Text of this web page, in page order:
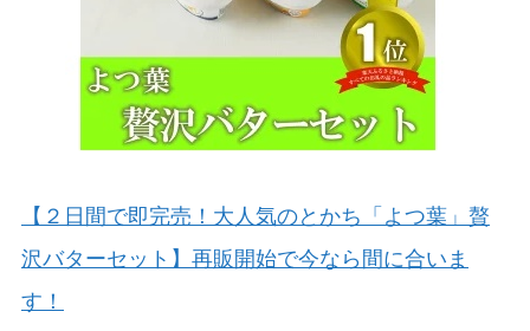
【２日間で即完売！大人気のとかち「よつ葉」贅
沢バターセット】再販開始で今なら間に合いま
す！